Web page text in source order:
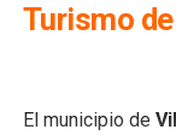
Turismo
El municipio de